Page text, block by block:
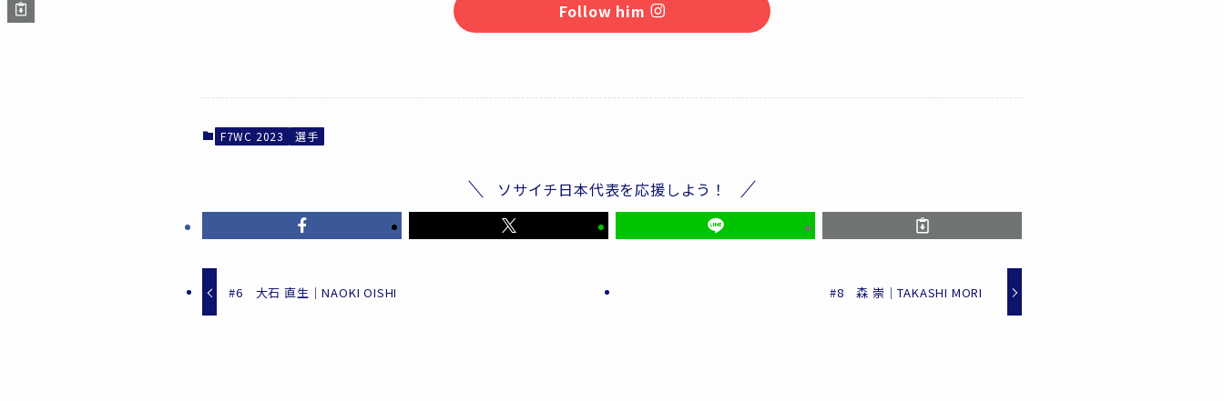
Follow him
F7WC 2023 選手
ソサイチ日本代表を応援しよう！
#6 大石 直生｜NAOKI OISHI #8 森 崇｜TAKASHI MORI